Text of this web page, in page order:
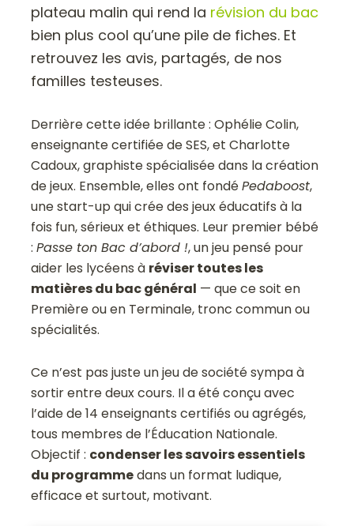
plateau malin qui rend la révision du bac
bien plus cool qu’une pile de fiches. Et
retrouvez les avis, partagés, de nos
familles testeuses.
Derrière cette idée brillante : Ophélie Colin,
enseignante certifiée de SES, et Charlotte
Cadoux, graphiste spécialisée dans la création
de jeux. Ensemble, elles ont fondéPedaboost,
une start-up qui crée des jeux éducatifs à la
fois fun, sérieux et éthiques. Leur premier bébé
:Passe ton Bac d’abord !, un jeu pensé pour
aider les lycéens à réviser toutes les
matières du bac général — que ce soit en
Première ou en Terminale, tronc commun ou
spécialités.
Ce n’est pas juste un jeu de société sympa à
sortir entre deux cours. Il a été conçu avec
l’aide de 14 enseignants certifiés ou agrégés,
tous membres de l’Éducation Nationale.
Objectif : condenser les savoirs essentiels
du programmedans un format ludique,
efficace et surtout, motivant.